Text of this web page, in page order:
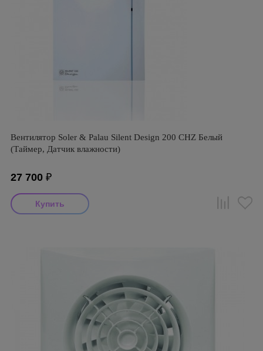
Вентилятор Soler & Palau Silent Design 200 CHZ Белый
(Таймер, Датчик влажности)
27 700 ₽